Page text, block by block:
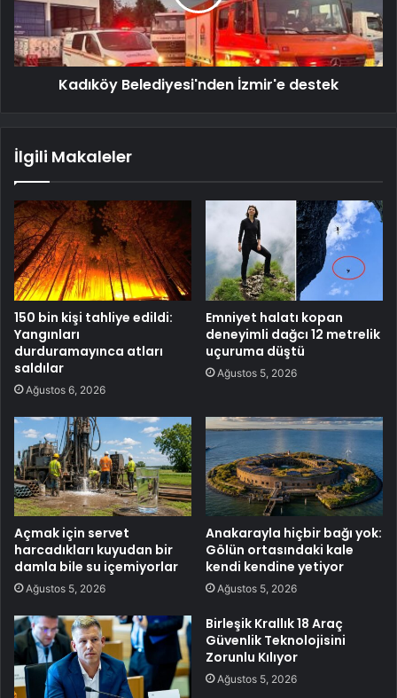
Kadıköy Belediyesi'nden İzmir'e destek
İlgili Makaleler
150 bin kişi tahliye edildi:
Yangınları
durduramayınca atları
saldılar
Ağustos 6, 2026
Emniyet halatı kopan
deneyimli dağcı 12 metrelik
uçuruma düştü
Ağustos 5, 2026
Açmak için servet
harcadıkları kuyudan bir
damla bile su içemiyorlar
Ağustos 5, 2026
Anakarayla hiçbir bağı yok:
Gölün ortasındaki kale
kendi kendine yetiyor
Ağustos 5, 2026
Birleşik Krallık 18 Araç
Güvenlik Teknolojisini
Zorunlu Kılıyor
Ağustos 5, 2026